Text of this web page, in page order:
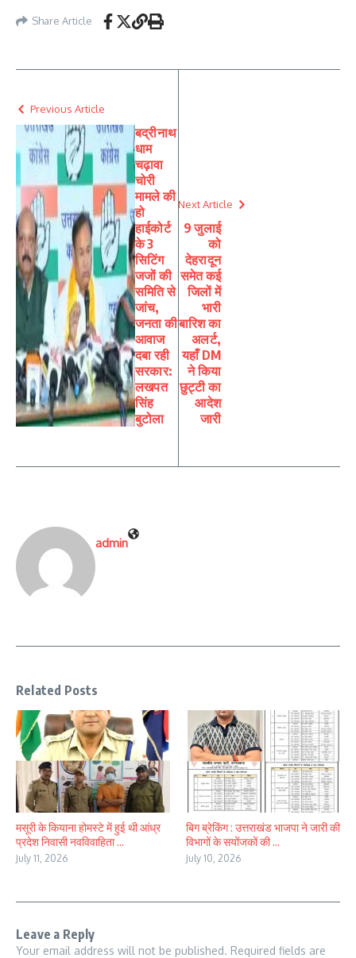
Share Article
Previous Article
बद्रीनाथ
धाम
चढ़ावा
चोरी
मामले की
हो
हाईकोर्ट
के 3
सिटिंग
जजों की
समिति से
जांच,
जनता की
आवाज
दबा रही
सरकार:
लखपत
सिंह
बुटोला
Next Article
9 जुलाई
को
देहरादून
समेत कई
जिलों में
भारी
बारिश का
अलर्ट,
यहाँ DM
ने किया
छुट्टी का
आदेश
जारी
admin
Related Posts
मसूरी के कियाना होमस्टे में हुई थी आंध्र
प्रदेश निवासी नवविवाहिता ...
July 11, 2026
बिग ब्रेकिंग : उत्तराखंड भाजपा ने जारी की
विभागों के सयोंजकों की ...
July 10, 2026
Leave a Reply
Your email address will not be published. Required fields are